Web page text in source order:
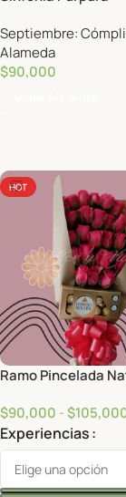
Septiembre:
Alameda
$90,000
HOT
Ramo Pincelada
$90,000 -$
Experiencias